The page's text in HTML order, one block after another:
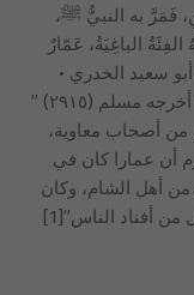
فَمَرَّ به النبيُّ ﷺ،
الباغِيَةُ، عَمّارٌ
أبو سعيد الخدري •
البخاري، صحيح البخاري (٢٨١٢) • [صحيح] • أخرجه مسلم (٢٩١٥) ”
من أصحاب معاوية،
باغين عليهم”[1] “معلوم أن عمارا كان في
أهل الشام، وكان
أفناد الناس”[1]